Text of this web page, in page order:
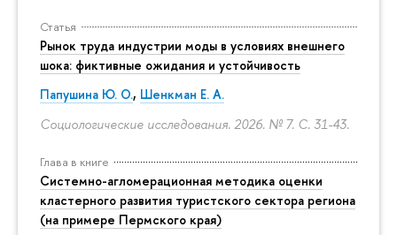
Статья
Рынок труда индустрии моды в условиях внешнего
шока: фиктивные ожидания и устойчивость
Папушина Ю. О., Шенкман Е. А.
Социологические исследования. 2026. № 7. С. 31-43.
Глава в книге
Системно-агломерационная методика оценки
кластерного развития туристского сектора региона
(на примере Пермского края)